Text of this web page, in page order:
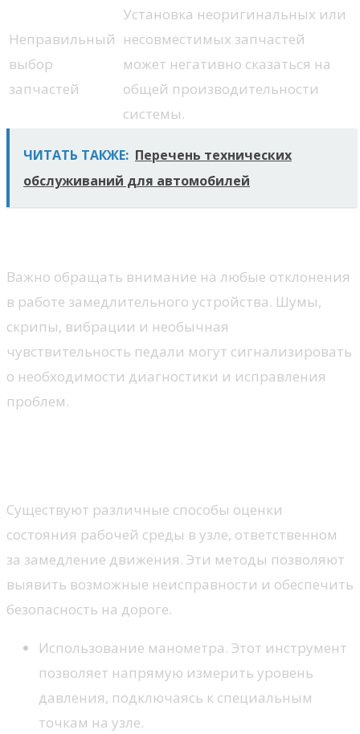
Неправильный
выбор
запчастей
Установка неоригинальных или
несовместимых запчастей
может негативно сказаться на
общей производительности
системы.
ЧИТАТЬ ТАКЖЕ: Перечень технических
обслуживаний для автомобилей
Важно обращать внимание на любые отклонения
в работе замедлительного устройства. Шумы,
скрипы, вибрации и необычная
чувствительность педали могут сигнализировать
о необходимости диагностики и исправления
проблем.
Существуют различные способы оценки
состояния рабочей среды в узле, ответственном
за замедление движения. Эти методы позволяют
выявить возможные неисправности и обеспечить
безопасность на дороге.
Использование манометра. Этот инструмент
позволяет напрямую измерить уровень
давления, подключаясь к специальным
точкам на узле.